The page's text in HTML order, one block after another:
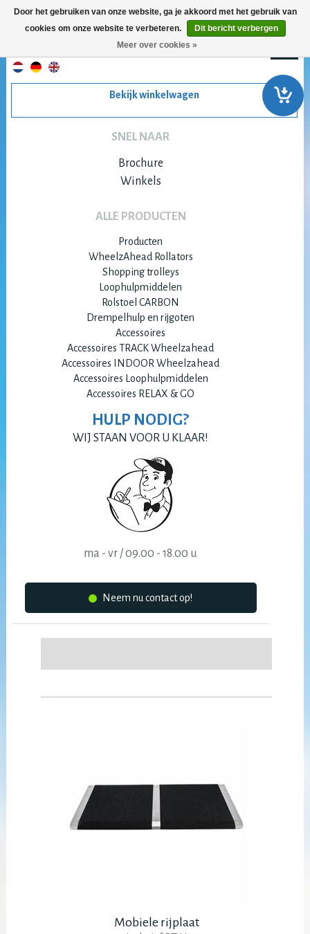
Bekijk winkelwagen
SNEL NAAR
Brochure
Winkels
ALLE PRODUCTEN
Producten
WheelzAhead Rollators
Shopping trolleys
Loophulpmiddelen
Rolstoel CARBON
Drempelhulp en rijgoten
Accessoires
Accessoires TRACK Wheelzahead
Accessoires INDOOR Wheelzahead
Accessoires Loophulpmiddelen
Accessoires RELAX & GO
HULP NODIG?
WIJ STAAN VOOR U KLAAR!
ma - vr / 09.00 - 18.00 u
Neem nu contact op!
Mobiele rijplaat
Door het gebruiken van onze website, ga je akkoord met het gebruik van
cookies om onze website te verbeteren.
Dit bericht verbergen
Meer over cookies »